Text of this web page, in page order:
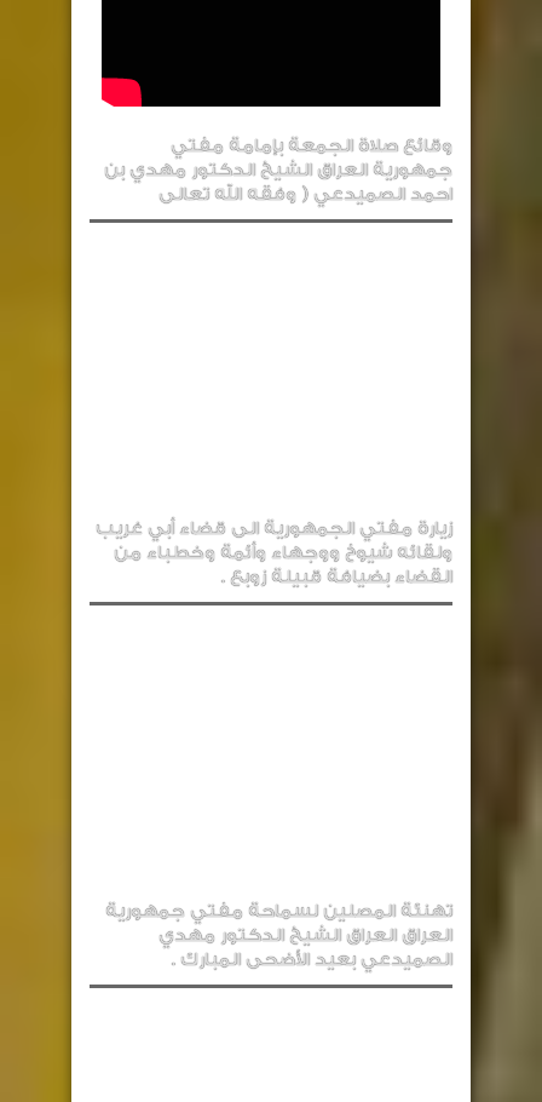
وقائع صلاة الجمعة بإمامة مفتي
جمهورية العراق الشيخ الدكتور مهدي بن
احمد الصميدعي ( وفقه الله تعالى
زيارة مفتي الجمهورية الى قضاء أبي غريب
ولقائه شيوخ ووجهاء وأئمة وخطباء من
القضاء بضيافة قبيلة زوبع .
تهنئة المصلين لسماحة مفتي جمهورية
العراق العراق الشيخ الدكتور مهدي
الصميدعي بعيد الأضحى المبارك .